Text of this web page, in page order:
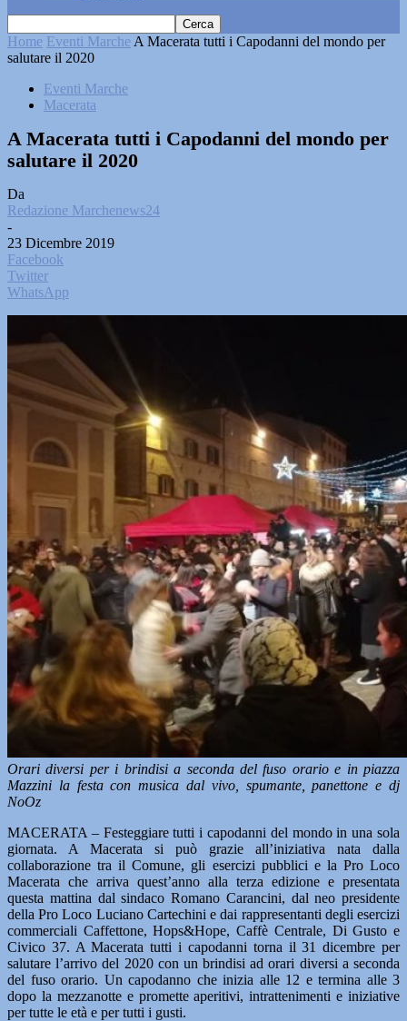
Home Eventi Marche A Macerata tutti i Capodanni del mondo per
salutare il 2020
Eventi Marche
Macerata
A Macerata tutti i Capodanni del mondo per
salutare il 2020
Da
Redazione Marchenews24
-
23 Dicembre 2019
Facebook
Twitter
WhatsApp
Orari diversi per i brindisi a seconda del fuso orario e in piazza
Mazzini la festa con musica dal vivo, spumante, panettone e dj
NoOz
MACERATA – Festeggiare tutti i capodanni del mondo in una sola
giornata. A Macerata si può grazie all’iniziativa nata dalla
collaborazione tra il Comune, gli esercizi pubblici e la Pro Loco
Macerata che arriva quest’anno alla terza edizione e presentata
questa mattina dal sindaco Romano Carancini, dal neo presidente
della Pro Loco Luciano Cartechini e dai rappresentanti degli esercizi
commerciali Caffettone, Hops&Hope, Caffè Centrale, Di Gusto e
Civico 37. A Macerata tutti i capodanni torna il 31 dicembre per
salutare l’arrivo del 2020 con un brindisi ad orari diversi a seconda
del fuso orario. Un capodanno che inizia alle 12 e termina alle 3
dopo la mezzanotte e promette aperitivi, intrattenimenti e iniziative
per tutte le età e per tutti i gusti.